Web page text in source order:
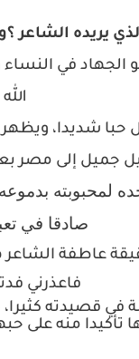
يريده الشاعر
الجهاد في
الله
حبا شديدا،
جميل إلى مصر
لمحبوبته بدموعه
صادقا في
عاطفة الشاعر
فاعذرني
في قصيدته
تأكيدا منه على